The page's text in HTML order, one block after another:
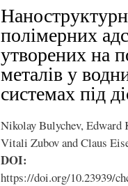
полімерних
утворених на
металів у
системах під
Nikolay Bulychev,
Vitali Zubov and Claus
DOI:
https://doi.org/10.23939/